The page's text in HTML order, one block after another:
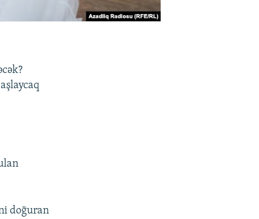
doğuran